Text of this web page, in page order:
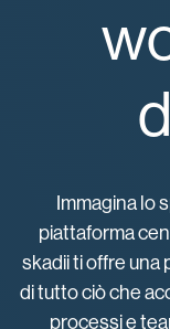
Immagina lo
piattaforma
skadii ti offre una
di tutto ciò che
processi e